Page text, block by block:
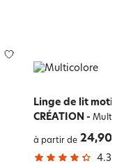
Linge de lit motif
CRÉATION -
à partir de 24,90
4.3